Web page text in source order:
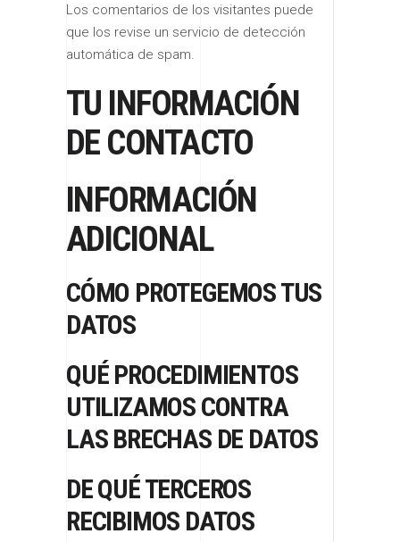
Los comentarios de los visitantes puede
que los revise un servicio de detección
automática de spam.
TU INFORMACIÓN
DE CONTACTO
INFORMACIÓN
ADICIONAL
CÓMO PROTEGEMOS TUS
DATOS
QUÉ PROCEDIMIENTOS
UTILIZAMOS CONTRA
LAS BRECHAS DE DATOS
DE QUÉ TERCEROS
RECIBIMOS DATOS